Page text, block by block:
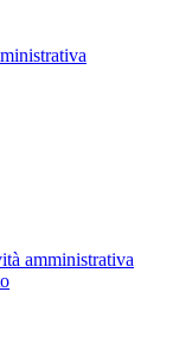
amministrativa